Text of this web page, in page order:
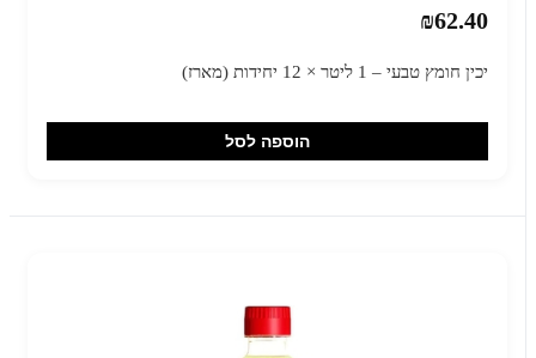
₪62.40
יכין חומץ טבעי – 1 ליטר × 12 יחידות (מארז)
הוספה לסל